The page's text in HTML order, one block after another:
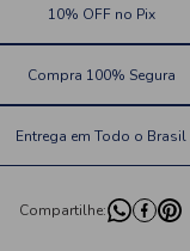
10% OFF no Pix
Compra 100% Segura
Entrega em Todo o Brasil
Compartilhe: